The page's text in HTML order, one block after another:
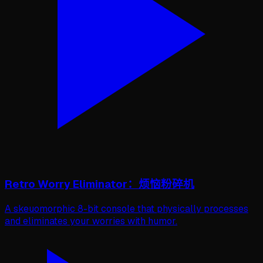
Retro Worry Eliminator：烦恼粉碎机
A skeuomorphic 8-bit console that physically processes
and eliminates your worries with humor.